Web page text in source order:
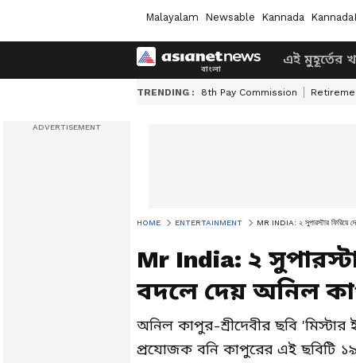
Malayalam Newsable Kannada
এই মুহূর্তের
TRENDING : 8th Pay Commission
HOME ENTERTAINMENT MR INDIA: ২ সুপারস্টার ফিরিয়ে
Mr India: ২
বদলে দেয় অনিল
অনিল কাপুর-শ্রীদেবীর ছবি
প্রযোজক বনি কাপুরের এই ছবিটি